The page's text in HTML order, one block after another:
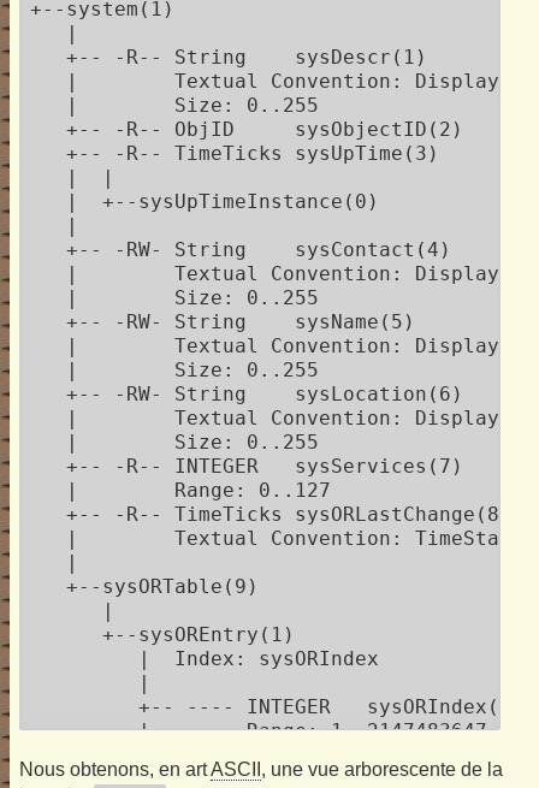
+--system(1)
   |
   +-- -R-- String    sysDescr(1)
|        Textual Convention:
   |        Size: 0..255
   +-- -R-- ObjID     sysObjectID(2)
   +-- -R-- TimeTicks sysUpTime(3)
   |  |
   |  +--sysUpTimeInstance(0)
   |
   +-- -RW- String    sysContact(4)
|        Textual Convention:
   |        Size: 0..255
   +-- -RW- String    sysName(5)
|        Textual Convention:
   |        Size: 0..255
   +-- -RW- String    sysLocation(6)
|        Textual Convention:
   |        Size: 0..255
   +-- -R-- INTEGER   sysServices(7)
   |        Range: 0..127
   +-- -R-- TimeTicks sysORLastChange(8)
   |        Textual Convention: TimeStamp
   |
   +--sysORTable(9)
      |
      +--sysOREntry(1)
         |  Index: sysORIndex
         |
         +-- ---- INTEGER   sysORIndex(1)
         |        Range: 1..2147483647
         +-- -R-- String    sysORDescr(3)
Nous obtenons, en artASCII , une vue arborescente de la